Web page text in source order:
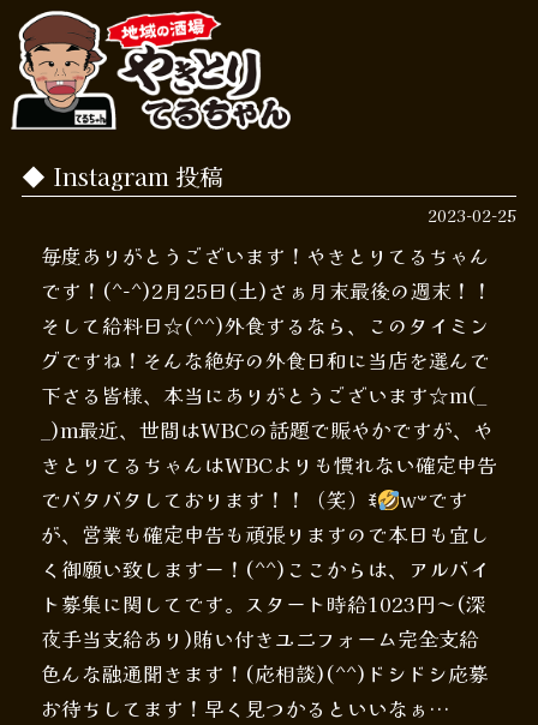
Instagram 投稿
2023-02-25
毎度ありがとうございます！やきとりてるちゃん
です！(^-^)2月25日(土)さぁ月末最後の週末！！
そして給料日☆(^^)外食するなら、このタイミン
グですね！そんな絶好の外食日和に当店を選んで
下さる皆様、本当にありがとうございます☆m(_
_)m最近、世間はWBCの話題で賑やかですが、や
きとりてるちゃんはWBCよりも慣れない確定申告
でバタバタしております！！（笑）ꉂ
w‪𐤔です
が、営業も確定申告も頑張りますので本日も宜し
く御願い致しますー！(^^)ここからは、アルバイ
ト募集に関してです。スタート時給1023円～(深
夜手当支給あり)賄い付きユニフォーム完全支給
色んな融通聞きます！(応相談)(^^)ドシドシ応募
お待ちしてます！早く見つかるといいなぁ…